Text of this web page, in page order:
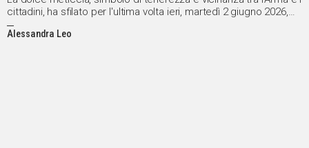
cittadini, ha sfilato per l'ultima volta ieri, martedì 2 giugno 2026,
durante la Festa della Repubblica
Alessandra Leo